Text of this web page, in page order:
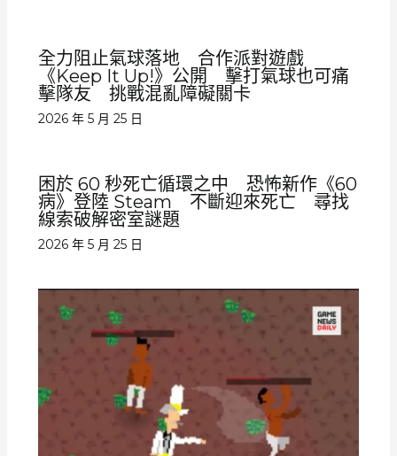
全力阻止氣球落地 合作派對遊戲
《Keep It Up!》公開 擊打氣球也可痛
擊隊友 挑戰混亂障礙關卡
2026 年 5 月 25 日
困於 60 秒死亡循環之中 恐怖新作《60
病》登陸 Steam 不斷迎來死亡 尋找
線索破解密室謎題
2026 年 5 月 25 日